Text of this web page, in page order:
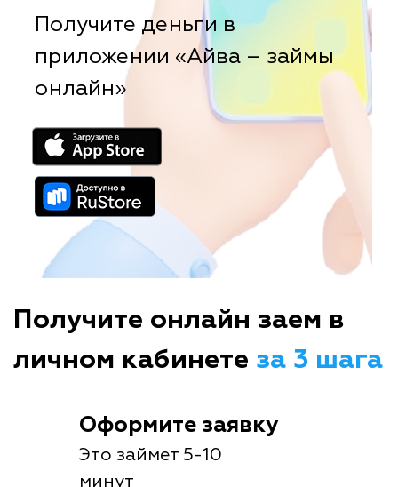
Получите деньги в
приложении «Айва – займы
онлайн»
Получите онлайн заем в
личном кабинете за 3 шага
Оформите заявку
Это займет 5-10
минут